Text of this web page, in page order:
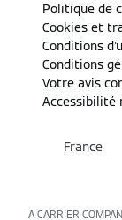
Politique de
Cookies et
Conditions
Conditions
Votre avis
Accessibilité
France
A CARRIER